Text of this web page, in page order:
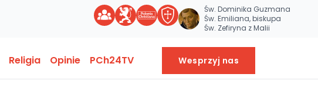
Św. Dominika Guzmana
Św. Emiliana, biskupa
Św. Zefiryna z Malii
Religia Opinie PCh24TV Wesprzyj nas